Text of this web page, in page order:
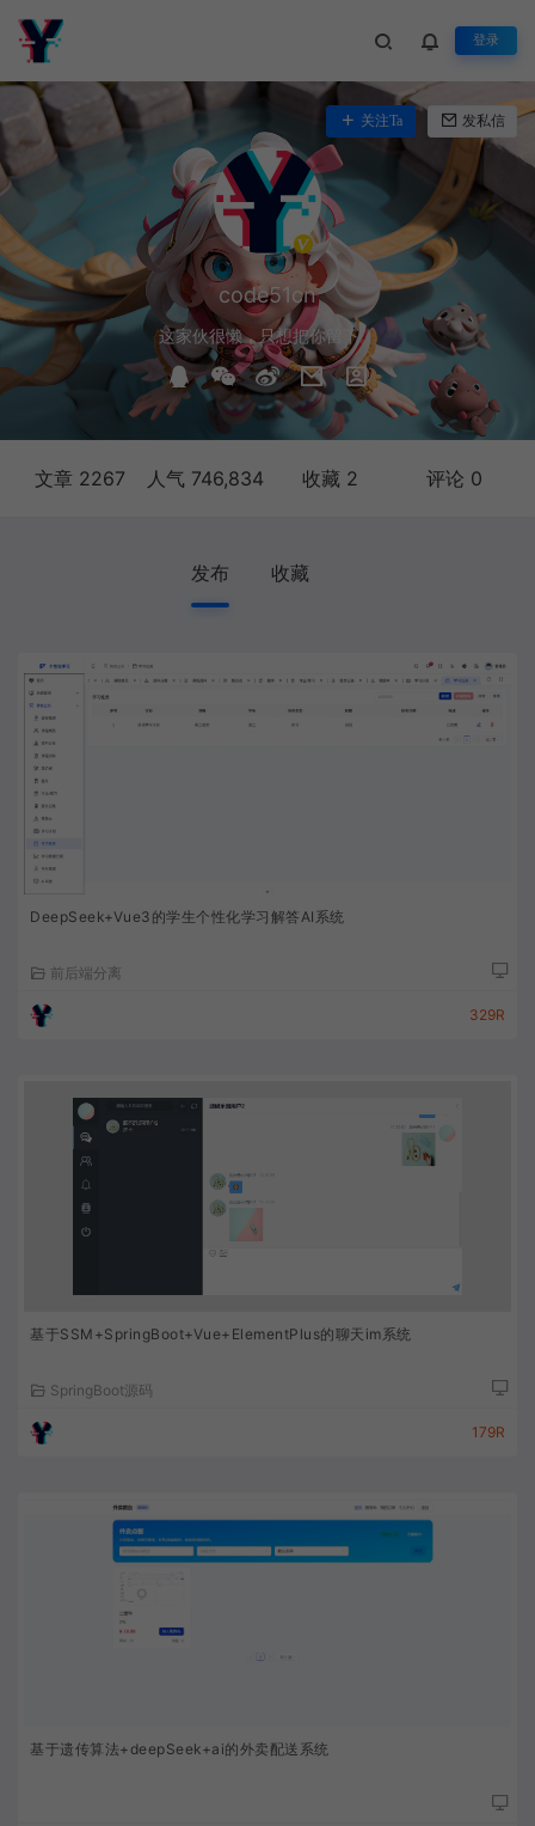
登录
关注Ta 发私信
code51cn
这家伙很懒，只想把你留下。
文章 2267 人气 746,834 收藏 2 评论 0
发布 收藏
DeepSeek+Vue3的学生个性化学习解答AI系统
前后端分离
329R
基于SSM+SpringBoot+Vue+ElementPlus的聊天im系统
SpringBoot源码
179R
基于遗传算法+deepSeek+ai的外卖配送系统